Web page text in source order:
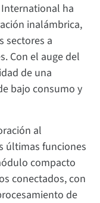
International ha
inalámbrica,
sectores a
Con el auge del
de una
bajo consumo y
al
últimas funciones
compacto
conectados, con
de